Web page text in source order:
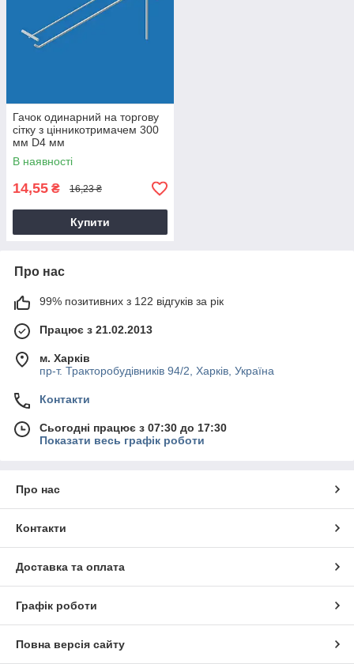
Гачок одинарний на торгову
сітку з цінникотримачем 300
мм D4 мм
В наявності
14,55 ₴ 16,23 ₴
Купити
Про нас
99% позитивних з 122 відгуків за рік
Працює з 21.02.2013
м. Харків
пр-т. Тракторобудівників 94/2, Харків, Україна
Контакти
Сьогодні працює з 07:30 до 17:30
Показати весь графік роботи
Про нас
Контакти
Доставка та оплата
Графік роботи
Повна версія сайту